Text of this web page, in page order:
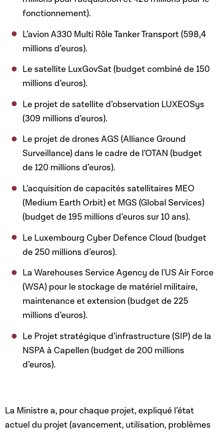
fonctionnement).
L’avion A330 Multi Rôle Tanker Transport (598,4
millions d’euros).
Le satellite LuxGovSat (budget combiné de 150
millions d’euros).
Le projet de satellite d’observation LUXEOSys
(309 millions d’euros).
Le projet de drones AGS (Alliance Ground
Surveillance) dans le cadre de l’OTAN (budget
de 120 millions d’euros).
L’acquisition de capacités satellitaires MEO
(Medium Earth Orbit) et MGS (Global Services)
(budget de 195 millions d’euros sur 10 ans).
Le Luxembourg Cyber Defence Cloud (budget
de 250 millions d’euros).
La Warehouses Service Agency de l'US Air Force
(WSA) pour le stockage de matériel militaire,
maintenance et extension (budget de 225
millions d’euros).
Le Projet stratégique d’infrastructure (SIP) de la
NSPA à Capellen (budget de 200 millions
d’euros).
La Ministre a, pour chaque projet, expliqué l’état
actuel du projet (avancement, utilisation, problèmes